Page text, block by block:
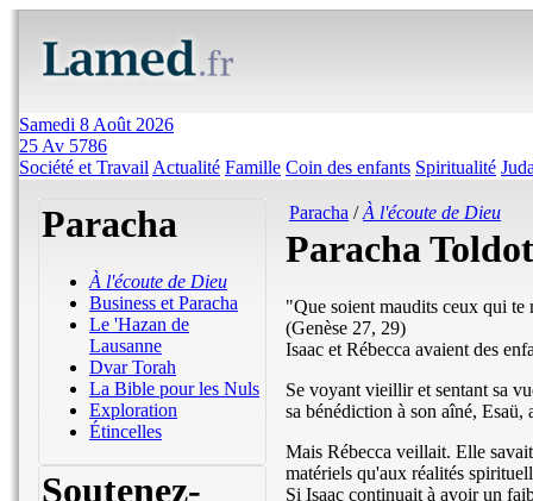
Samedi 8 Août 2026
25 Av 5786
Société et Travail Actualité Famille Coin des enfants Spiritualité
Paracha
À l'écoute de Dieu
Business et Paracha
Le 'Hazan de
Lausanne
Dvar Torah
La Bible pour les Nuls
Exploration
Étincelles
Soutenez-
Paracha /À l'écoute de Dieu
Paracha
"Que soient maudits ceux qui te
(Genèse 27, 29)
Isaac et Rébecca avaient des
Se voyant vieillir et sentant sa
sa bénédiction à son aîné, Esaü,
Mais Rébecca veillait. Elle
matériels qu'aux réalités
Si Isaac continuait à avoir un